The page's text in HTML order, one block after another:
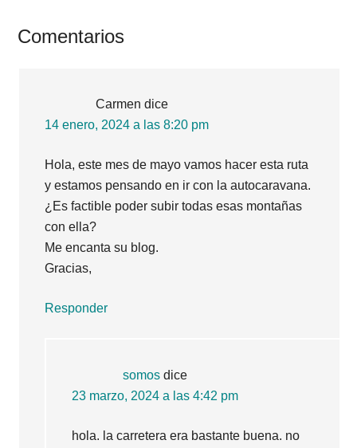
Interacciones
lectores
Comentarios
Carmen dice
14 enero, 2024 a las 8:20 pm
Hola, este mes de mayo vamos hacer esta ruta
y estamos pensando en ir con la autocaravana.
¿Es factible poder subir todas esas montañas
con ella?
Me encanta su blog.
Gracias,
Responder
somos dice
23 marzo, 2024 a las 4:42 pm
hola. la carretera era bastante buena. no